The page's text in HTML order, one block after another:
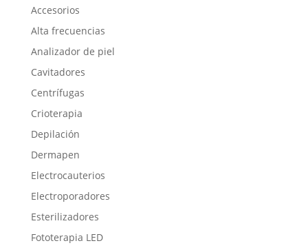
Accesorios
Alta frecuencias
Analizador de piel
Cavitadores
Centrífugas
Crioterapia
Depilación
Dermapen
Electrocauterios
Electroporadores
Esterilizadores
Fototerapia LED